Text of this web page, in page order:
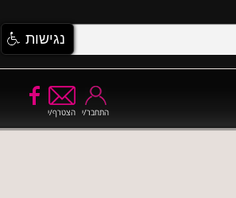
הצטרף/י התחבר/י
נגישות